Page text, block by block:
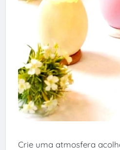
Crie uma atmosfera